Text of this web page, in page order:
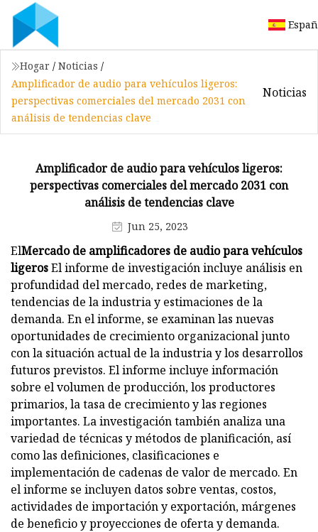
Hogar / Noticias /
Amplificador de audio para vehículos ligeros:
perspectivas comerciales del mercado 2031 con
análisis de tendencias clave
Noticias
Amplificador de audio para vehículos ligeros:
perspectivas comerciales del mercado 2031 con
análisis de tendencias clave
Jun 25, 2023
ElMercado de amplificadores de audio para vehículos
ligerosEl informe de investigación incluye análisis en
profundidad del mercado, redes de marketing,
tendencias de la industria y estimaciones de la
demanda. En el informe, se examinan las nuevas
oportunidades de crecimiento organizacional junto
con la situación actual de la industria y los desarrollos
futuros previstos. El informe incluye información
sobre el volumen de producción, los productores
primarios, la tasa de crecimiento y las regiones
importantes. La investigación también analiza una
variedad de técnicas y métodos de planificación, así
como las definiciones, clasificaciones e
implementación de cadenas de valor de mercado. En
el informe se incluyen datos sobre ventas, costos,
actividades de importación y exportación, márgenes
de beneficio y proyecciones de oferta y demanda.